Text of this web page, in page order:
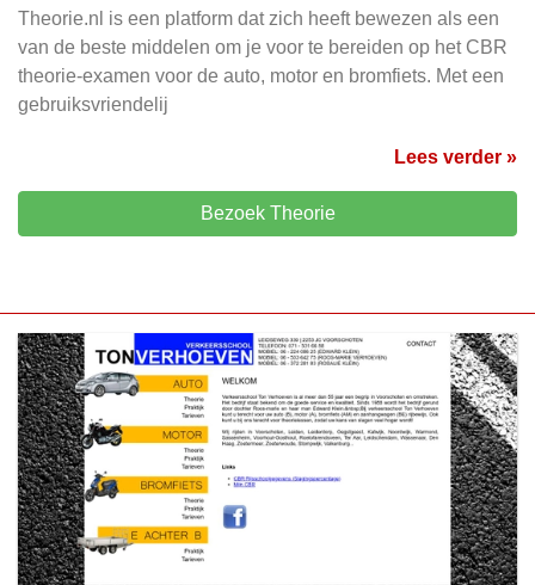
Theorie.nl is een platform dat zich heeft bewezen als een
van de beste middelen om je voor te bereiden op het CBR
theorie-examen voor de auto, motor en bromfiets. Met een
gebruiksvriendelij
Lees verder »
Bezoek Theorie